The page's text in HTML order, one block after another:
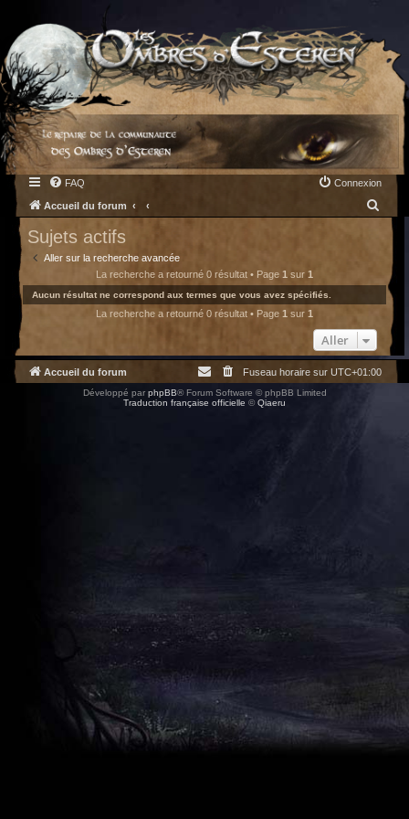
FAQ Connexion
Accueil du forum
h
Sujets actifs
Aller sur la recherche avancée
La recherche a retourné 0 résultat • Page 1 sur 1
Aucun résultat ne correspond aux termes que vous avez spécifiés.
La recherche a retourné 0 résultat • Page 1 sur 1
Aller
Accueil du forum Fuseau horaire sur UTC+01:00
Développé par phpBB® Forum Software © phpBB Limited
Traduction française officielle ©Qiaeru